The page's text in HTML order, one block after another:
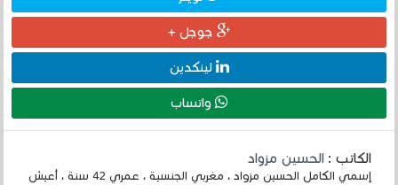
جوجل +
لينكدين
واتساب
الكاتب :الحسين مزواد
إسمي الكامل الحسين مزواد ، مغربي الجنسية ، عمري 42 سنة ، أعيش